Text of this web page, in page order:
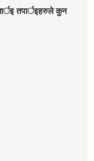
तपार्इहरुले कुन